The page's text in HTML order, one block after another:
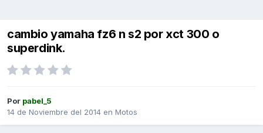
cambio yamaha fz6 n s2 por xct 300 o
superdink.
Por pabel_5
14 de Noviembre del 2014 en Motos